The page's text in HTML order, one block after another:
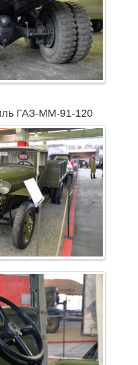
ГАЗ-ММ-91-120